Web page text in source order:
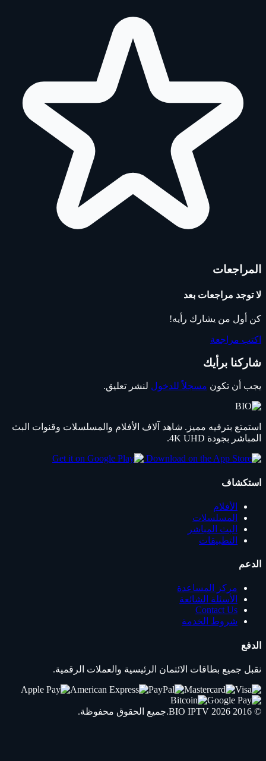
المراجعات
لا توجد مراجعات بعد
كن أول من يشارك رأيه!
اكتب مراجعة
شاركنا برأيك
يجب أن تكون مسجلاً للدخول لنشر تعليق.
استمتع بترفيه مميز. شاهد آلاف الأفلام والمسلسلات وقنوات البث
المباشر بجودة 4K UHD.
استكشاف
الأفلام
المسلسلات
البث المباشر
التطبيقات
الدعم
مركز المساعدة
الأسئلة الشائعة
Contact Us
شروط الخدمة
الدفع
نقبل جميع بطاقات الائتمان الرئيسية والعملات الرقمية.
© 2016 2026
BIO IPTV .جميع الحقوق محفوظة.